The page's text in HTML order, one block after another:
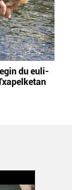
du euli-